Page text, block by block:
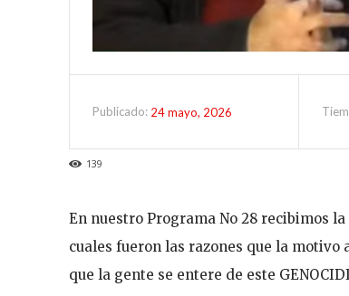
Publicado: 24 mayo, 2026
139
En nuestro Programa No 28 recibimos
cuales fueron las razones que la
que la gente se entere de este